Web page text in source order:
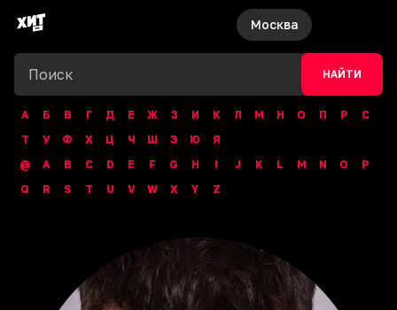
Москва
НАЙТИ
А Б В Г Д Е Ж З И К Л М Н О П Р
С
Т
У Ф Х Ц Ч Ш Э Ю
Я
@
A B C D E F G H I J K L M N O
P
Q
R S T U V W X Y Z